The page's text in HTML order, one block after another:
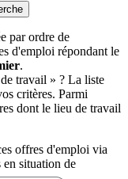
par ordre de
d'emploi répondant le
.
travail » ? La liste
critères. Parmi
dont le lieu de travail
offres d'emploi via
en situation de